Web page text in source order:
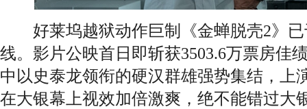
好莱坞越狱动作巨制《金蝉脱壳2》已
线。影片公映首日即斩获3503.6万票房佳
中以史泰龙领衔的硬汉群雄强势集结，上
在大银幕上视效加倍激爽，绝不能错过大